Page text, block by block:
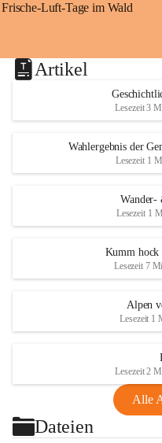
Frische-Luft-Tage im Wald
Artikel
Lesezeit 3
Wahlergebnis der
Lesezeit 1
Wander-
Lesezeit 1
Kumm hock
Lesezeit 7
Alpen
Lesezeit 1
Lesezeit 2
Alle
Dateien